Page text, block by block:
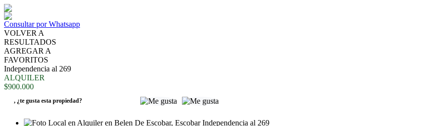
Consultar por Whatsapp
VOLVER A
RESULTADOS
AGREGAR A
FAVORITOS
Independencia al 269
ALQUILER
$900.000
, ¿te gusta esta propiedad?